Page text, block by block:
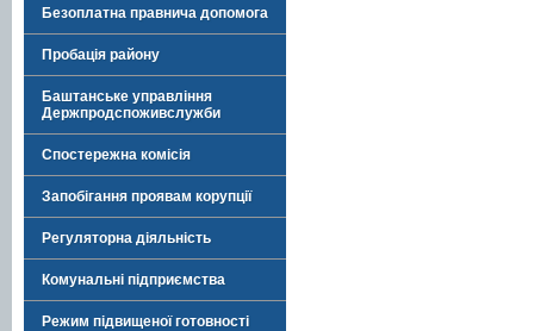
Безоплатна правнича допомога
Пробація району
Баштанське управління
Держпродспоживслужби
Спостережна комісія
Запобігання проявам корупції
Регуляторна діяльність
Комунальні підприємства
Режим підвищеної готовності